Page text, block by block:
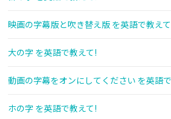
映画の字幕版と吹き替え版 を英語で教え
大の字 を英語で教えて!
動画の字幕をオンにしてください を英語
ホの字 を英語で教えて!